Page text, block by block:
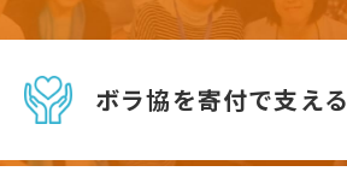
ボラ協を寄付で支える